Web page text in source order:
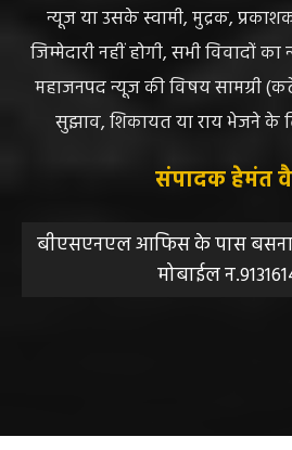
न्यूज या उसके स्वामी, मुद्रक,
जिम्मेदारी नहीं होगी, सभी विवादों का
महाजनपद न्यूज की विषय सामग्री
सुझाव, शिकायत या राय भेजने के
संपादक हेमंत
बीएसएनएल आफिस के पास बसना
मोबाईल